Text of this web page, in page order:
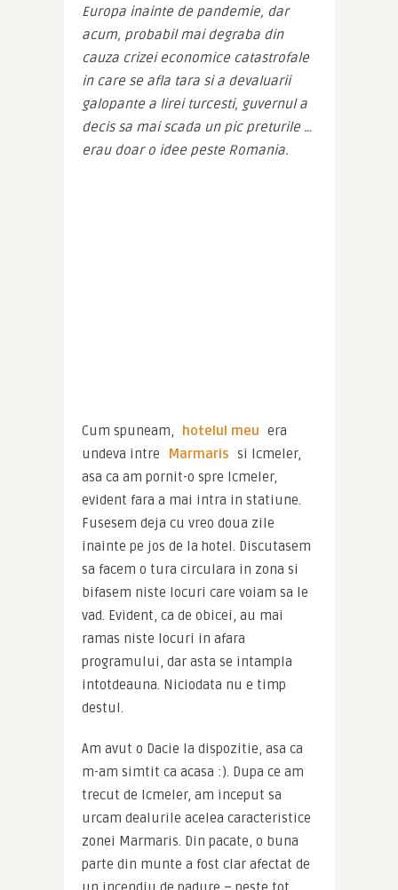
Europa inainte de pandemie, dar
acum, probabil mai degraba din
cauza crizei economice catastrofale
in care se afla tara si a devaluarii
galopante a lirei turcesti, guvernul a
decis sa mai scada un pic preturile …
erau doar o idee peste Romania.
Cum spuneam, hotelul meu era
undeva intre
Marmaris si Icmeler,
asa ca am pornit-o spre Icmeler,
evident fara a mai intra in statiune.
Fusesem deja cu vreo doua zile
inainte pe jos de la hotel. Discutasem
sa facem o tura circulara in zona si
bifasem niste locuri care voiam sa le
vad. Evident, ca de obicei, au mai
ramas niste locuri in afara
programului, dar asta se intampla
intotdeauna. Niciodata nu e timp
destul.
Am avut o Dacie la dispozitie, asa ca
m-am simtit ca acasa :). Dupa ce am
trecut de Icmeler, am inceput sa
urcam dealurile acelea caracteristice
zonei Marmaris. Din pacate, o buna
parte din munte a fost clar afectat de